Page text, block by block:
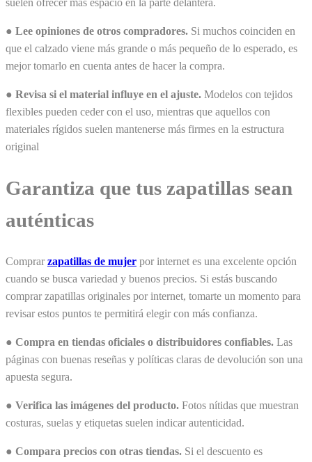
suelen ofrecer más espacio en la parte delantera.
● Lee opiniones de otros compradores. Si muchos coinciden en
que el calzado viene más grande o más pequeño de lo esperado, es
mejor tomarlo en cuenta antes de hacer la compra.
● Revisa si el material influye en el ajuste. Modelos con tejidos
flexibles pueden ceder con el uso, mientras que aquellos con
materiales rígidos suelen mantenerse más firmes en la estructura
original
Garantiza que tus zapatillas sean
auténticas
Comprar zapatillas de mujer por internet es una excelente opción
cuando se busca variedad y buenos precios. Si estás buscando
comprar zapatillas originales por internet, tomarte un momento para
revisar estos puntos te permitirá elegir con más confianza.
● Compra en tiendas oficiales o distribuidores confiables. Las
páginas con buenas reseñas y políticas claras de devolución son una
apuesta segura.
● Verifica las imágenes del producto. Fotos nítidas que muestran
costuras, suelas y etiquetas suelen indicar autenticidad.
● Compara precios con otras tiendas. Si el descuento es